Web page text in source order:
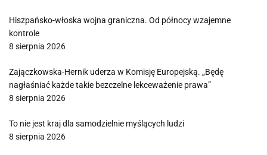
Hiszpańsko-włoska wojna graniczna. Od północy wzajemne
kontrole
8 sierpnia 2026
Zajączkowska-Hernik uderza w Komisję Europejską. „Będę
nagłaśniać każde takie bezczelne lekceważenie prawa”
8 sierpnia 2026
To nie jest kraj dla samodzielnie myślących ludzi
8 sierpnia 2026